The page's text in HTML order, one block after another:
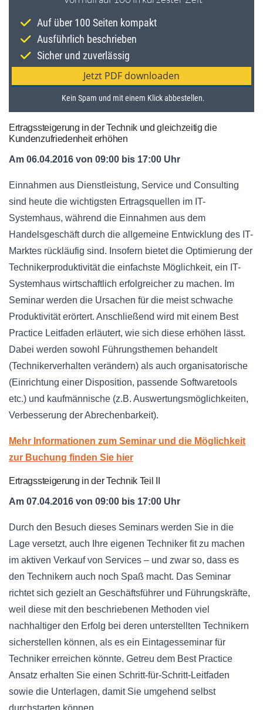
Ertragssteigerung in der Technik und gleichzeitig die
Kundenzufriedenheit erhöhen
Am 06.04.2016 von 09:00 bis 17:00 Uhr
Einnahmen aus Dienstleistung, Service und Consulting
sind heute die wichtigsten Ertragsquellen im IT-
Systemhaus, während die Einnahmen aus dem
Handelsgeschäft durch die allgemeine Entwicklung des IT-
Marktes rückläufig sind. Insofern bietet die Optimierung der
Technikerproduktivität die einfachste Möglichkeit, ein IT-
Systemhaus wirtschaftlich erfolgreicher zu machen. Im
Seminar werden die Ursachen für die meist schwache
Produktivität erörtert. Anschließend wird mit einem Best
Practice Leitfaden erläutert, wie sich diese erhöhen lässt.
Dabei werden sowohl Führungsthemen behandelt
(Technikerverhalten verändern) als auch organisatorische
(Einrichtung einer Disposition, passende Softwaretools
etc.) und kaufmännische (z.B. Auswertungsmöglichkeiten,
Verbesserung der Abrechenbarkeit).
Mehr Informationen zum Seminar und die Möglichkeit
zur Buchung finden Sie hier
Ertragssteigerung in der Technik Teil II
Am 07.04.2016 von 09:00 bis 17:00 Uhr
Durch den Besuch dieses Seminars werden Sie in die
Lage versetzt, auch Ihre eigenen Techniker fit zu machen
im aktiven Verkauf von Services – und zwar so, dass es
den Technikern auch noch Spaß macht. Das Seminar
richtet sich gezielt an Geschäftsführer und Führungskräfte,
weil diese mit den beschriebenen Methoden viel
nachhaltiger den Erfolg bei deren unterstellten Technikern
sicherstellen können, als es ein Eintagesseminar für
Techniker erreichen könnte. Getreu dem Best Practice
Ansatz erhalten Sie einen Schritt-für-Schritt-Leitfaden
sowie die Unterlagen, damit Sie umgehend selbst